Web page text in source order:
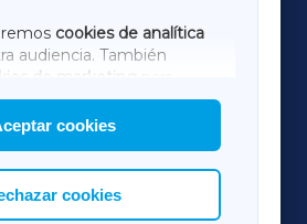
cookies de analítica
audiencia. También
de marketing
de terceros.
personalizar la elección de
permitir.
cookies
cookies
AMARIÑAXA
ACORUÑAXA